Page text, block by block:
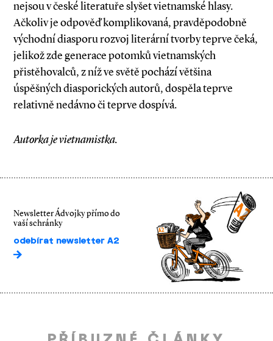
nejsou v české literatuře slyšet vietnamské hlasy.
Ačkoliv je odpověď komplikovaná, pravděpodobně
východní diasporu rozvoj literární tvorby teprve čeká,
jelikož zde generace potomků vietnamských
přistěhovalců, z níž ve světě pochází většina
úspěšných diasporických autorů, dospěla teprve
relativně nedávno či teprve dospívá.
Autorka je vietnamistka.
Newsletter Ádvojky přímo do
vaší schránky
odebírat newsletter A2